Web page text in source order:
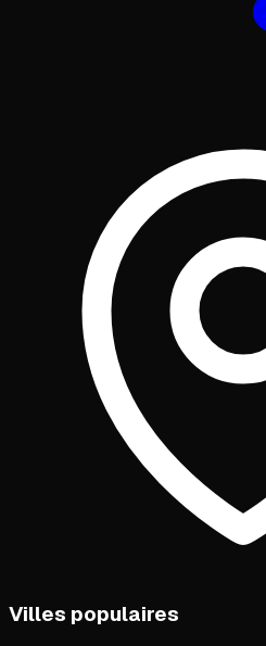
Villes populaires